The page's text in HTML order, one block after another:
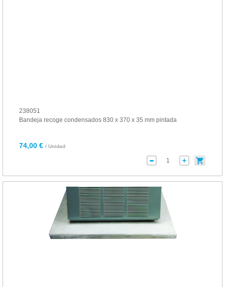
238051
Bandeja recoge condensados 830 x 370 x 35 mm pintada
74,00 € / Unidad